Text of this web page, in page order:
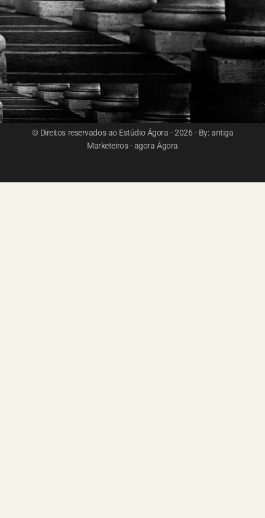
© Direitos reservados ao Estúdio Ágora - 2026 - By: antiga
Marketeiros - agora Ágora